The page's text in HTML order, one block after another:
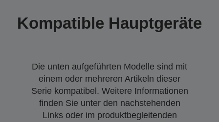
Kompatible Hauptgeräte
Die unten aufgeführten Modelle sind mit
einem oder mehreren Artikeln dieser
Serie kompatibel. Weitere Informationen
finden Sie unter den nachstehenden
Links oder im produktbegleitenden